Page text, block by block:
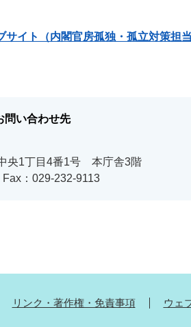
イト（内閣官房孤独・孤立対策担当
問い合わせ先
央1丁目4番1号 本庁舎3階
Fax：029-232-9113
リンク・著作権・免責事項 ウェ